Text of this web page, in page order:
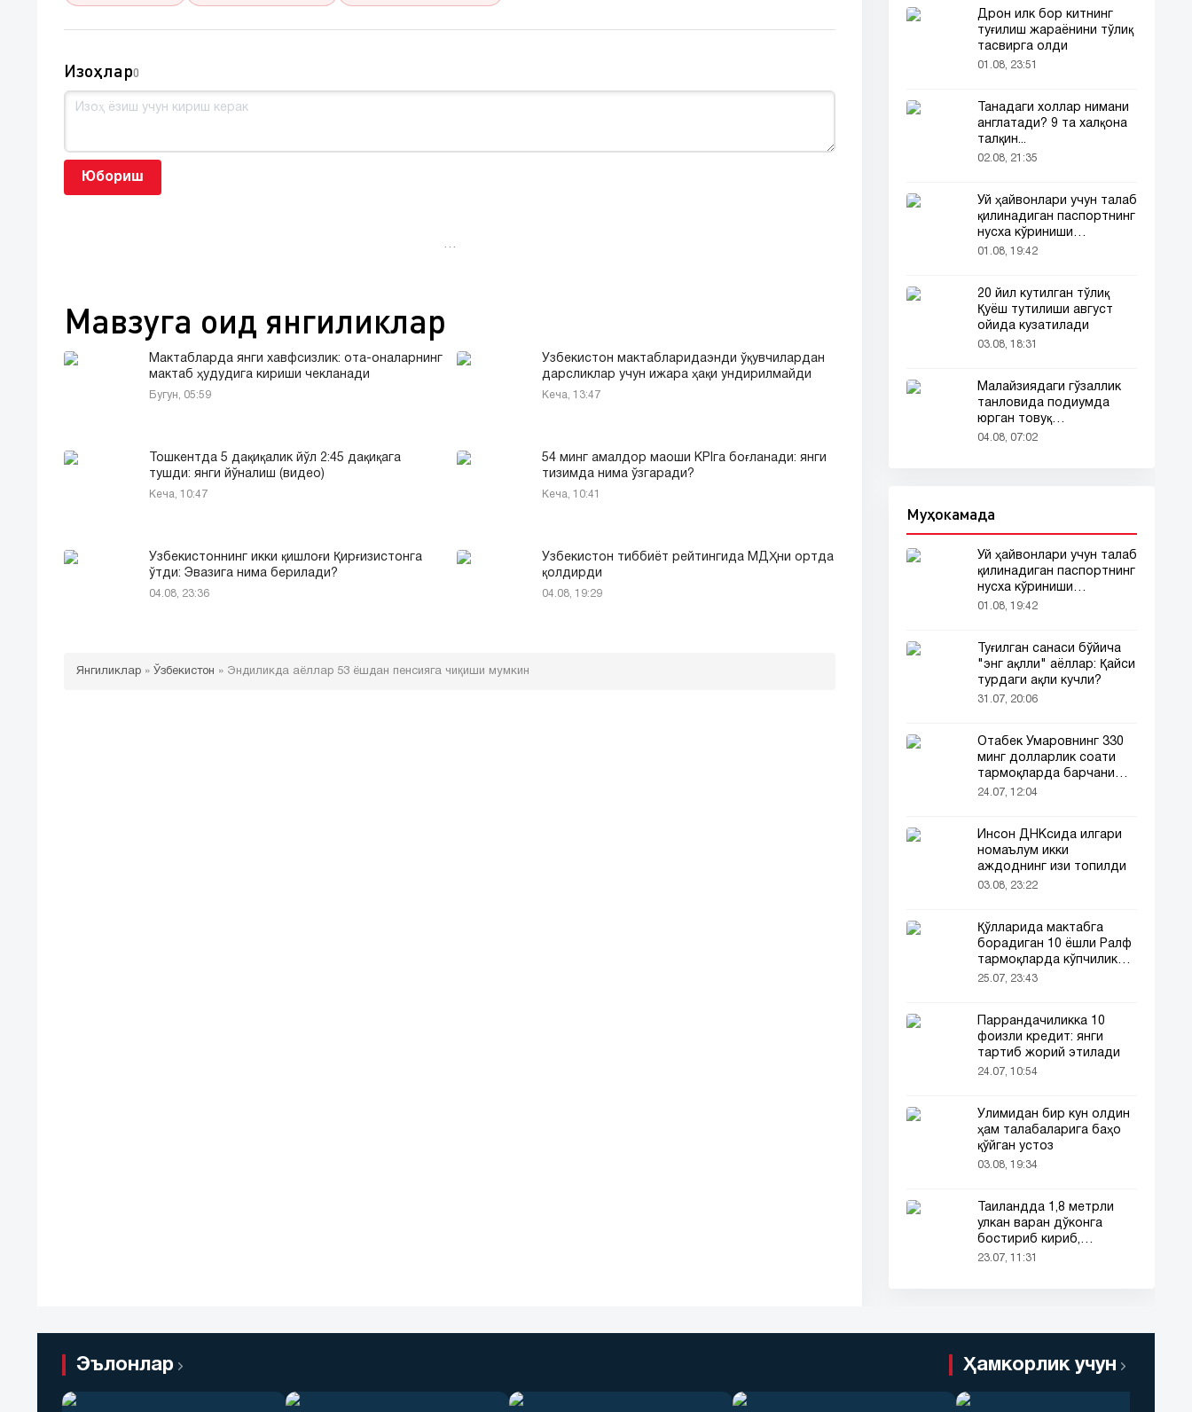
Изоҳлар0
Юбориш
…
Мавзуга оид янгиликлар
Мактабларда янги хавфсизлик: ота-оналарнинг
мактаб ҳудудига кириши чекланади
Бугун, 05:59
Ўзбекистон мактабларидаэнди ўқувчилардан
дарсликлар учун ижара ҳақи ундирилмайди
Кеча, 13:47
Тошкентда 5 дақиқалик йўл 2:45 дақиқага
тушди: янги йўналиш (видео)
Кеча, 10:47
54 минг амалдор маоши KPIга боғланади: янги
тизимда нима ўзгаради?
Кеча, 10:41
Ўзбекистоннинг икки қишлоғи Қирғизистонга
ўтди: Эвазига нима берилади?
04.08, 23:36
Ўзбекистон тиббиёт рейтингида МДҲни ортда
қолдирди
04.08, 19:29
Янгиликлар » Ўзбекистон » Эндиликда аёллар 53 ёшдан пенсияга чиқиши мумкин
Дрон илк бор китнинг
туғилиш жараёнини тўлиқ
тасвирга олди
01.08, 23:51
Танадаги холлар нимани
англатади? 9 та халқона
талқин...
02.08, 21:35
Уй ҳайвонлари учун талаб
қилинадиган паспортнинг
нусха кўриниши
тармоқларда тарқалди
01.08, 19:42
20 йил кутилган тўлиқ
Қуёш тутилиши август
ойида кузатилади
03.08, 18:31
Малайзиядаги гўзаллик
танловида подиумда
юрган товуқ
томошабинлар
04.08, 07:02
Муҳокамада
Уй ҳайвонлари учун талаб
қилинадиган паспортнинг
нусха кўриниши
тармоқларда тарқалди
01.08, 19:42
Туғилган санаси бўйича
"энг ақлли" аёллар: Қайси
турдаги ақли кучли?
31.07, 20:06
Отабек Умаровнинг 330
минг долларлик соати
тармоқларда барчани
эътиборини тортди!
24.07, 12:04
Инсон ДНКсида илгари
номаълум икки
аждоднинг изи топилди
03.08, 23:22
Қўлларида мактабга
борадиган 10 ёшли Ралф
тармоқларда кўпчиликни
таъсирлантирди
25.07, 23:43
Паррандачиликка 10
фоизли кредит: янги
тартиб жорий этилади
24.07, 10:54
Ўлимидан бир кун олдин
ҳам талабаларига баҳо
қўйган устоз
03.08, 19:34
Таиландда 1,8 метрли
улкан варан дўконга
бостириб кириб,
харидорларни қўрқитиб
23.07, 11:31
Эълонлар Ҳамкорлик учун